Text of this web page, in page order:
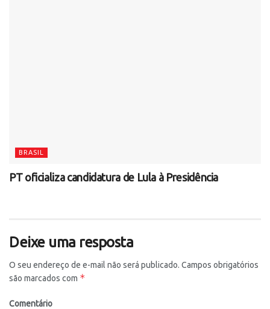
BRASIL
PT oficializa candidatura de Lula à Presidência
Deixe uma resposta
O seu endereço de e-mail não será publicado. Campos obrigatórios
são marcados com *
Comentário